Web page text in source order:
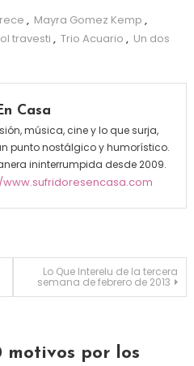
, Mayra Gomez Kemp ,
travesti , Trio Acuario , Un dos
Casa
música, cine y lo que surja,
punto nostálgico y humorístico.
ininterrumpida desde 2009.
entradas
Lo Que Interelu de la tercera
semana de febrero de 2013
motivos por los